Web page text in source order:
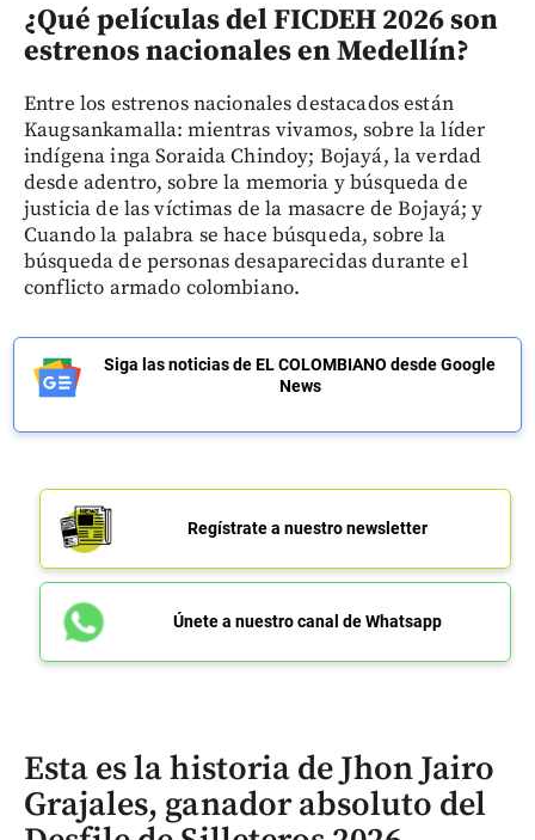
¿Qué películas del FICDEH 2026 son
estrenos nacionales en Medellín?
Entre los estrenos nacionales destacados están
Kaugsankamalla: mientras vivamos, sobre la líder
indígena inga Soraida Chindoy; Bojayá, la verdad
desde adentro, sobre la memoria y búsqueda de
justicia de las víctimas de la masacre de Bojayá; y
Cuando la palabra se hace búsqueda, sobre la
búsqueda de personas desaparecidas durante el
conflicto armado colombiano.
Siga las noticias de EL COLOMBIANO desde Google
News
Regístrate a nuestro newsletter
Únete a nuestro canal de Whatsapp
Esta es la historia de Jhon Jairo
Grajales, ganador absoluto del